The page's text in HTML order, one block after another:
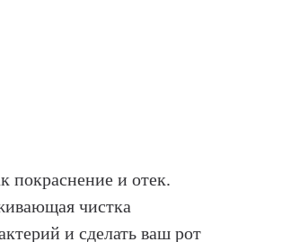
покраснение и отек.
чистка
и сделать ваш рот